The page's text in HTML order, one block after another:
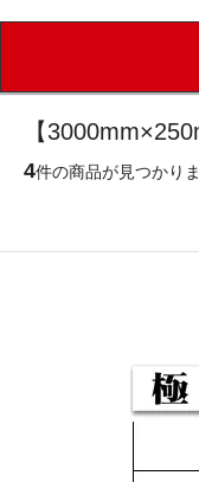
【
4件の商品が見つかり